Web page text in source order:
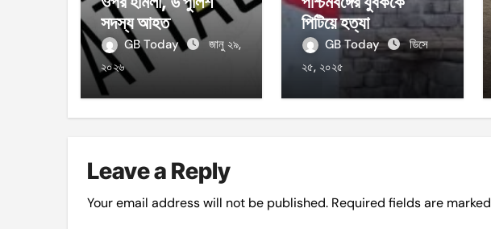
সদস্য আহত
GB Today
জানু ২৯,
২০২৬
পিটিয়ে হত্যা
GB Today
ডিসে
২৫, ২০২৫
Leave a Reply
Your email address will not be published. Required fields are marked